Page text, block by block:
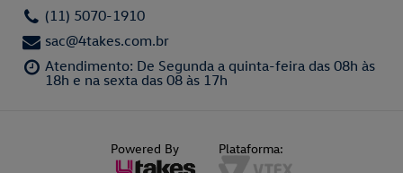
(11) 5070-1910
sac@4takes.com.br
Atendimento: De Segunda a quinta-feira das 08h às
18h e na sexta das 08 às 17h
Powered By Plataforma: